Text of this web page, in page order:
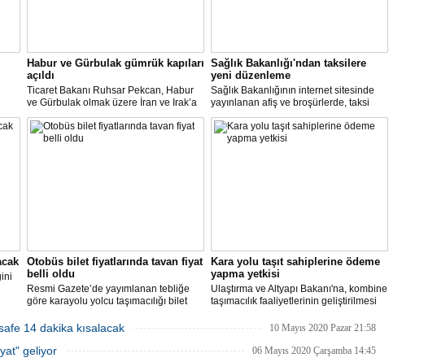
Habur ve Gürbulak gümrük kapıları
açıldı
Ticaret Bakanı Ruhsar Pekcan, Habur
ve Gürbulak olmak üzere İran ve Irak’a
açılan gümrük kapılarının uluslararası
yük taşımacılığına yeniden açıldığını
duyurdu.
Sağlık Bakanlığı'ndan taksilere
yeni düzenleme
Sağlık Bakanlığının internet sitesinde
yayınlanan afiş ve broşürlerde, taksi
duraklarında uygulanması gereken
hijyen önlemleri ile şoför ve müşterilere
yönelik uyarılar yer aldı.
Otobüs bilet fiyatlarında tavan fiyat
belli oldu
Resmi Gazete’de yayımlanan tebliğe
göre karayolu yolcu taşımacılığı bilet
kilometre mesafede taban yolcu
kilometre ve üzeri mesafede alınacak
Kara yolu taşıt sahiplerine ödeme
yapma yetkisi
Ulaştırma ve Altyapı Bakanı'na, kombine
taşımacılık faaliyetlerinin geliştirilmesi
kara yolu taşıtlarının sahiplerine döner
yetkisi verildi.
14 dakika kısalacak 10 Mayıs 2020 Pazar 21:58
geliyor 06 Mayıs 2020 Çarşamba 14:45